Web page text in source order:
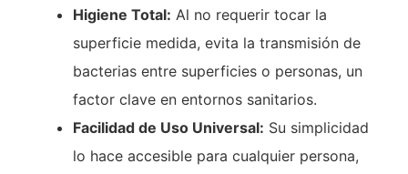
Higiene Total: Al no requerir tocar la
superficie medida, evita la transmisión de
bacterias entre superficies o personas, un
factor clave en entornos sanitarios.
Facilidad de Uso Universal: Su simplicidad
lo hace accesible para cualquier persona,